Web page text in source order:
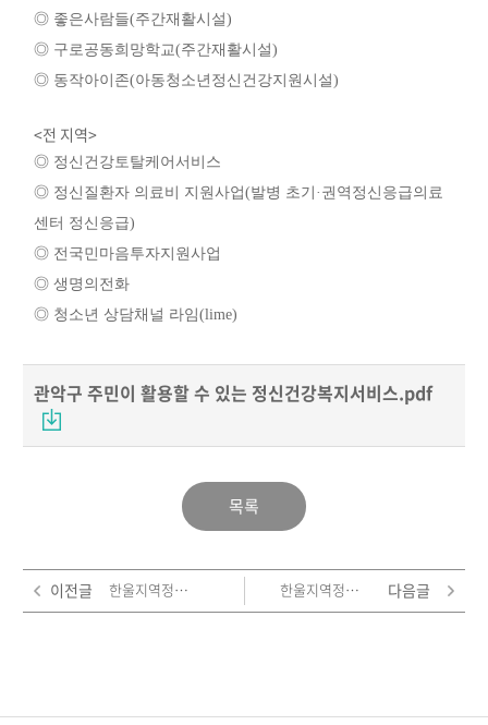
◎ 좋은사람들(주간재활시설)
◎ 구로공동희망학교(주간재활시설)
◎ 동작아이존(아동청소년정신건강지원시설)
<전 지역>
◎ 정신건강토탈케어서비스
◎ 정신질환자 의료비 지원사업(발병 초기 · 권역정신응급의료
센터 정신응급)
◎ 전국민마음투자지원사업
◎ 생명의전화
◎ 청소년 상담채널 라임(lime)
관악구 주민이 활용할 수 있는 정신건강복지서비스.pdf
목록
이전글 한울지역정신건강센터 <마을에 스며들다> 2차년도 사업보고서 한울지역정신건강센터 <마을에 스며들다> 1차년도 연구보고서 다음글